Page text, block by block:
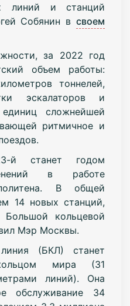
линий и станций
Собянин всвоем
за 2022 год
объем работы:
тоннелей,
эскалаторов и
сложнейшей
ритмичное и
й станет годом
в работе
В общей
14 новых станций,
кольцевой
Мэр Москвы.
(БКЛ) станет
мира (31
линий). Она
обслуживание 34